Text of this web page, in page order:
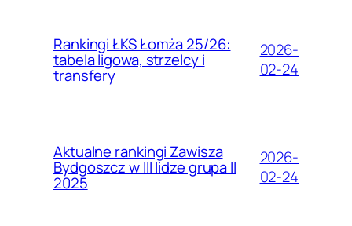
Rankingi ŁKS Łomża 25/26:
tabela ligowa, strzelcy i
transfery
2026-
02-24
Aktualne rankingi Zawisza
Bydgoszcz w III lidze grupa II
2025
2026-
02-24